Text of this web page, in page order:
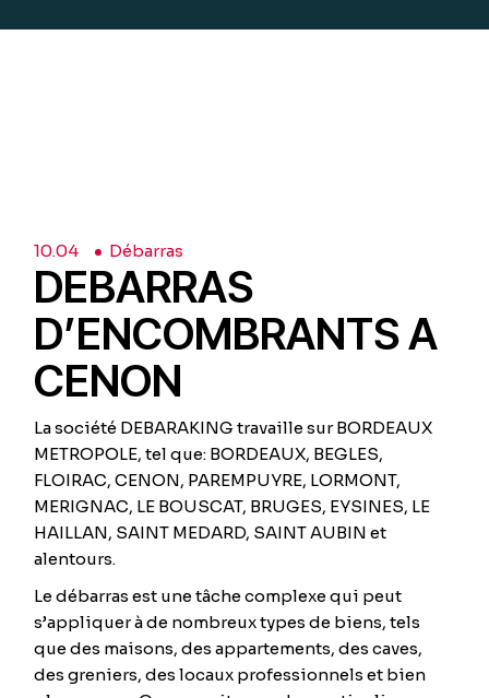
10.04 Débarras
DEBARRAS
D’ENCOMBRANTS A
CENON
La société DEBARAKING travaille sur BORDEAUX
METROPOLE, tel que: BORDEAUX, BEGLES,
FLOIRAC, CENON, PAREMPUYRE, LORMONT,
MERIGNAC, LE BOUSCAT, BRUGES, EYSINES, LE
HAILLAN, SAINT MEDARD, SAINT AUBIN et
alentours.
Le débarras est une tâche complexe qui peut
s’appliquer à de nombreux types de biens, tels
que des maisons, des appartements, des caves,
des greniers, des locaux professionnels et bien